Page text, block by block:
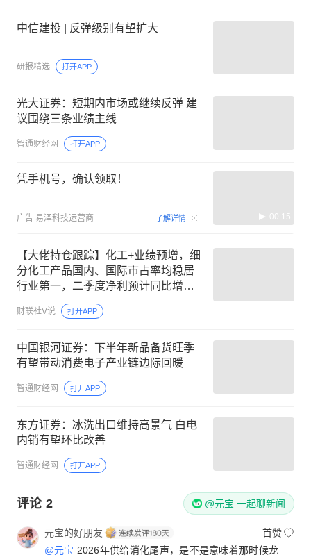
中信建投 | 反弹级别有望扩大
研报精选 打开APP
光大证券：短期内市场或继续反弹 建
议围绕三条业绩主线
智通财经网 打开APP
凭手机号，确认领取！
广告 易泽科技运营商 了解详情 00:15
【大佬持仓跟踪】化工+业绩预增，细
分化工产品国内、国际市占率均稳居
行业第一，二季度净利预计同比增超3
倍，这家公司辅料打破国外厂商垄断
财联社V说 打开APP
中国银河证券：下半年新品备货旺季
有望带动消费电子产业链边际回暖
智通财经网 打开APP
东方证券：冰洗出口维持高景气 白电
内销有望环比改善
智通财经网 打开APP
评论 2 @元宝 一起聊新闻
元宝的好朋友
首赞
@元宝 2026年供给消化尾声，是不是意味着那时候龙